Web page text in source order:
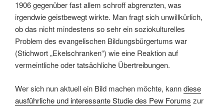
1906 gegenüber fast allem schroff abgrenzten, was
irgendwie geistbewegt wirkte. Man fragt sich unwillkürlich,
ob das nicht mindestens so sehr ein soziokulturelles
Problem des evangelischen Bildungsbürgertums war
(Stichwort „Ekelschranken“) wie eine Reaktion auf
vermeintliche oder tatsächliche Übertreibungen.
Wer sich nun aktuell ein Bild machen möchte, kanndiese
ausführliche und interessante Studie des Pew Forums zur